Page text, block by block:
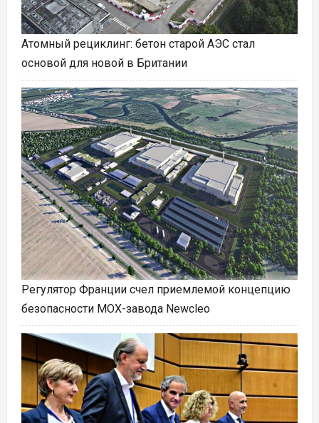
Атомный рециклинг: бетон старой АЭС стал
основой для новой в Британии
Регулятор Франции счел приемлемой концепцию
безопасности MOX-завода Newcleo